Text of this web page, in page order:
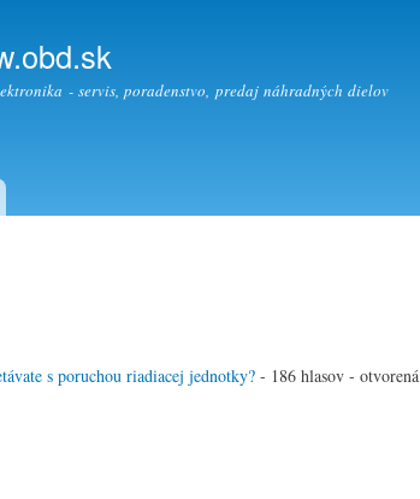
obsah
- servis, poradenstvo, predaj náhradných dielov
s poruchou riadiacej jednotky? - 186 hlasov - otvorená